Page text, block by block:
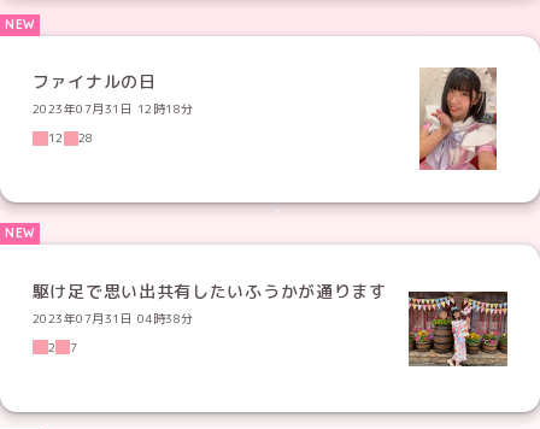
ファイナルの日
2023年07月31日 12時18分
12
28
駆け足で思い出共有したいふうかが通ります
2023年07月31日 04時38分
2
7